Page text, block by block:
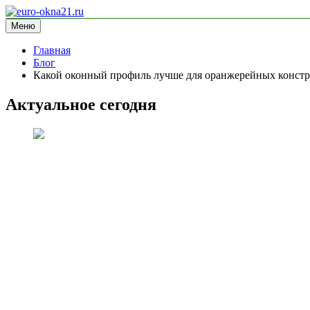
Перейти
к
содержимому
euro-okna21.ru
блог про окна
Меню
Главная
Блог
Какой оконный профиль лучше для оранжерейных
Актуальное сегодня